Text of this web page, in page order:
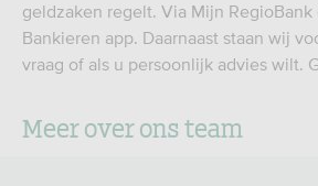
geldzaken regelt. Via Mijn
Bankieren app. Daarnaast staan wij
vraag of als u persoonlijk advies wilt.
Meer over ons team